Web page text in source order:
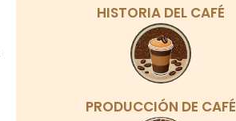
HISTORIA DEL CAFÉ
PRODUCCIÓN DE CAFÉ